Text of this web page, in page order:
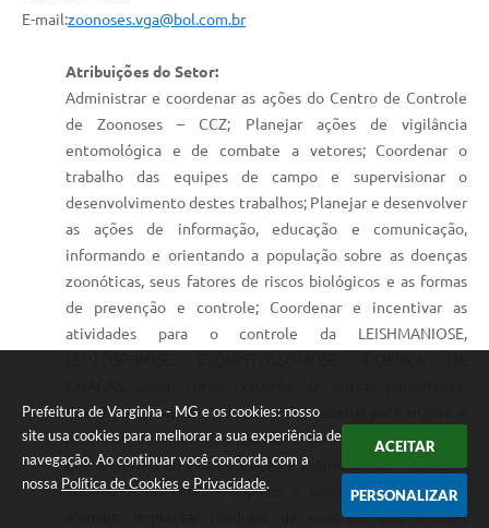
Prefeitura de Varginha - MG e os cookies: nosso
site usa cookies para melhorar a sua experiência de
navegação. Ao continuar você concorda com a
nossa Política de Cookies e Privacidade.
ACEITAR
PERSONALIZAR
E-mail:zoonoses.vga@bol.com.br
Atribuições do Setor:
Administrar e coordenar as ações do Centro de Controle
de Zoonoses – CCZ; Planejar ações de vigilância
entomológica e de combate a vetores; Coordenar o
trabalho das equipes de campo e supervisionar o
desenvolvimento destes trabalhos; Planejar e desenvolver
as ações de informação, educação e comunicação,
informando e orientando a população sobre as doenças
zoonóticas, seus fatores de riscos biológicos e as formas
de prevenção e controle; Coordenar e incentivar as
atividades para o controle da LEISHMANIOSE,
Coordenar programa de coleta de material para análise e
posterior tratamento; Capacitar e treinar os profissionais
que atuam na área da educação e promoção da saúde para
abordar e discutir os tópicos e posse responsável de
animais; Implantar medidas de controle dos animais